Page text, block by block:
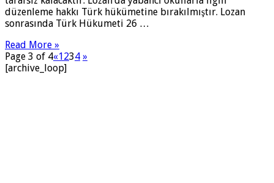
düzenleme hakkı Türk hükümetine bırakılmıştır. Lozan
sonrasında Türk Hükumeti 26 …
Read More »
Page 3 of 4«1234 »
[archive_loop]